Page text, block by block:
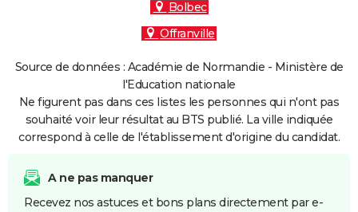
Bolbec
Offranville
Source de données : Académie de Normandie - Ministère de
l'Education nationale
Ne figurent pas dans ces listes les personnes qui n'ont pas
souhaité voir leur résultat au BTS publié. La ville indiquée
correspond à celle de l'établissement d'origine du candidat.
A ne pas manquer
Recevez nos astuces et bons plans directement par e-